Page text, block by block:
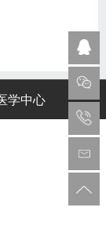
学中心